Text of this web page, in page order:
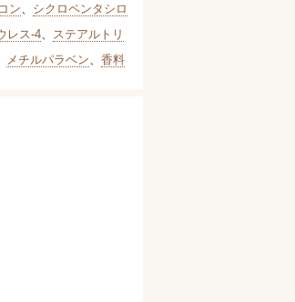
ン、 シクロペンタシロ
レス-4、 ステアルトリ
メチルパラベン、 香料